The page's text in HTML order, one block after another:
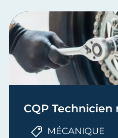
CQP
MÉCANIQUE